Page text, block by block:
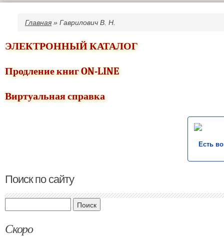
Вы здесь
Главная » Гаврилович В. Н.
ЭЛЕКТРОННЫЙ КАТАЛОГ
Продление книг ON-LINE
Виртуальная справка
Есть
Поиск по сайту
Скоро